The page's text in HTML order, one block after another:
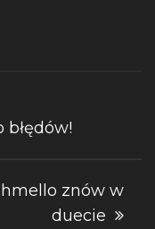
błędów!
znów w
duecie